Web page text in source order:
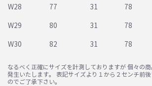
W28 77 31 78
W29 80 31 78
W30 82 31 78
なるべく正確にサイズを計測しておりますが 個々の
発生いたします。 表記サイズより１から２センチ前
のでご了承下さい。